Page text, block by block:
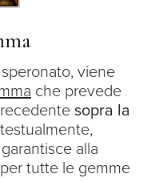
viene
che prevede
sopra la
alla
tutte le gemme